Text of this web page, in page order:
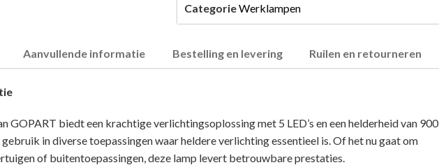
CategorieWerklampen
Aanvullende informatie Bestelling en levering Ruilen en retourneren
GOPART biedt een krachtige verlichtingsoplossing met 5 LED’s en een helderheid van 900
in diverse toepassingen waar heldere verlichting essentieel is. Of het nu gaat om
of buitentoepassingen, deze lamp levert betrouwbare prestaties.